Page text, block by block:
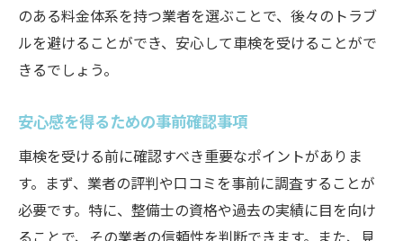
のある料金体系を持つ業者を選ぶことで、後々のトラブ
ルを避けることができ、安心して車検を受けることがで
きるでしょう。
安心感を得るための事前確認事項
車検を受ける前に確認すべき重要なポイントがありま
す。まず、業者の評判や口コミを事前に調査することが
必要です。特に、整備士の資格や過去の実績に目を向け
ることで、その業者の信頼性を判断できます。また、見